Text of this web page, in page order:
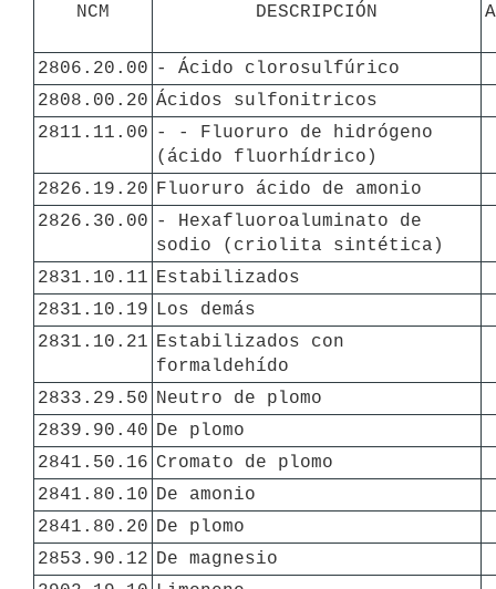
NCM
DESCRIPCIÓN
2806.20.00 - Ácido clorosulfúrico
2808.00.20 Ácidos sulfonitricos
2811.11.00 - - Fluoruro de hidrógeno
(ácido fluorhídrico)
2826.19.20
Fluoruro ácido de amonio
2826.30.00 - Hexafluoroaluminato de
sodio (criolita sintética)
2831.10.11 Estabilizados
2831.10.19
Los demás
2831.10.21 Estabilizados con
formaldehído
2833.29.50 Neutro de plomo
2839.90.40 De plomo
2841.50.16 Cromato de plomo
2841.80.10 De amonio
2841.80.20 De plomo
2853.90.12 De magnesio